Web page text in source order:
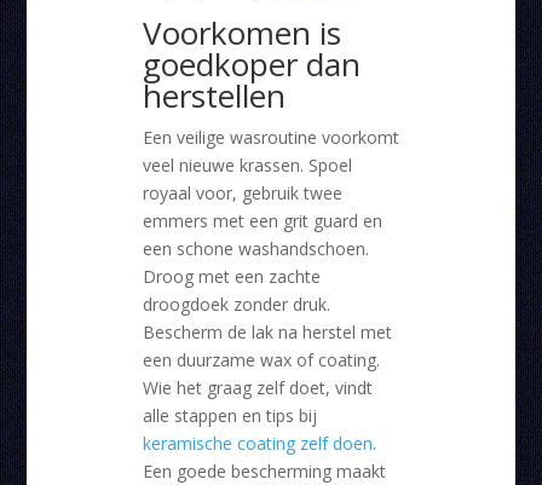
Voorkomen is
goedkoper dan
herstellen
Een veilige wasroutine voorkomt
veel nieuwe krassen. Spoel
royaal voor, gebruik twee
emmers met een grit guard en
een schone washandschoen.
Droog met een zachte
droogdoek zonder druk.
Bescherm de lak na herstel met
een duurzame wax of coating.
Wie het graag zelf doet, vindt
alle stappen en tips bij
keramische coating zelf doen.
Een goede bescherming maakt